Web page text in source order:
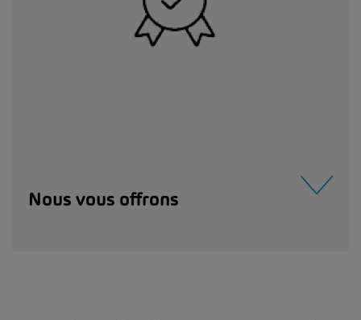
Nous vous offrons